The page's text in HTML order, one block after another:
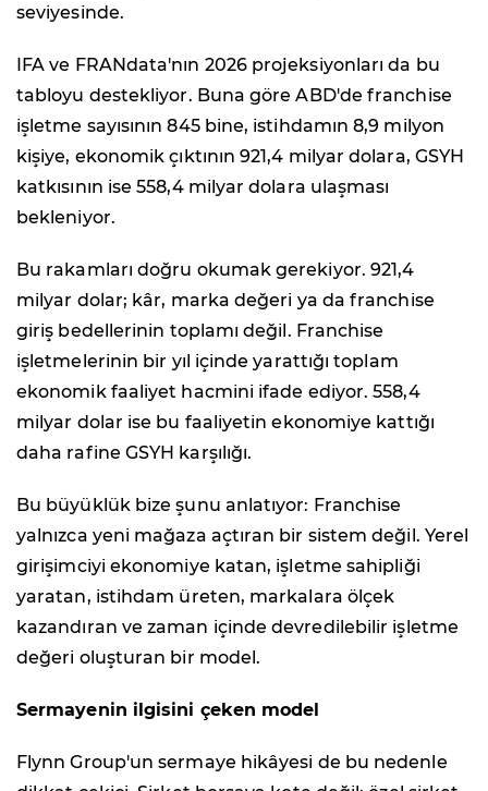
seviyesinde.
IFA ve FRANdata'nın 2026 projeksiyonları da bu
tabloyu destekliyor. Buna göre ABD'de franchise
işletme sayısının 845 bine, istihdamın 8,9 milyon
kişiye, ekonomik çıktının 921,4 milyar dolara, GSYH
katkısının ise 558,4 milyar dolara ulaşması
bekleniyor.
Bu rakamları doğru okumak gerekiyor. 921,4
milyar dolar; kâr, marka değeri ya da franchise
giriş bedellerinin toplamı değil. Franchise
işletmelerinin bir yıl içinde yarattığı toplam
ekonomik faaliyet hacmini ifade ediyor. 558,4
milyar dolar ise bu faaliyetin ekonomiye kattığı
daha rafine GSYH karşılığı.
Bu büyüklük bize şunu anlatıyor: Franchise
yalnızca yeni mağaza açtıran bir sistem değil. Yerel
girişimciyi ekonomiye katan, işletme sahipliği
yaratan, istihdam üreten, markalara ölçek
kazandıran ve zaman içinde devredilebilir işletme
değeri oluşturan bir model.
Sermayenin ilgisini çeken model
Flynn Group'un sermaye hikâyesi de bu nedenle